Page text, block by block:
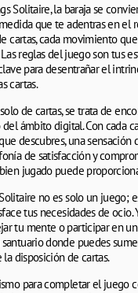
Solitaire, la baraja se
que te adentras en el
cartas, cada movimiento
reglas del juego son tus
para desentrañar el
cartas.
de cartas, se trata de
ámbito digital. Con cada
descubres, una sensación
de satisfacción y
jugado puede
no es solo un juego;
tus necesidades de ocio.
tu mente o participar en
donde puedes
disposición de cartas.
para completar el juego